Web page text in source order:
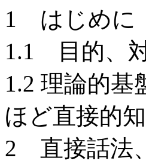
1 はじめに
1.1 目的、
1.2 理論的
ほど直接的知
2 直接話法